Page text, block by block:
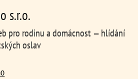
s.r.o.
pro rodinu a domácnost — hlídání
oslav